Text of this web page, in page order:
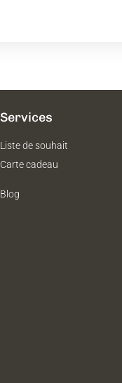
Services
Liste de souhait
Carte cadeau
Blog